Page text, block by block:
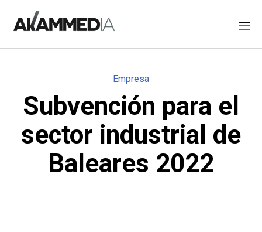
content
Subvención para el
sector industrial de
Baleares 2022
Category
Empresa